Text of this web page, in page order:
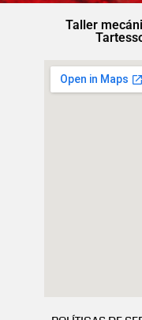
Taller